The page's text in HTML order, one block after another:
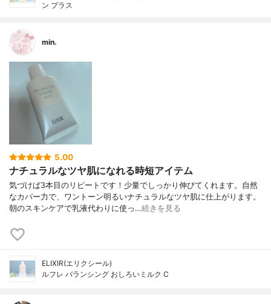
ン プラス
min.
5.00
ナチュラルなツヤ肌になれる時短アイテム
気づけば3本目のリピートです！少量でしっかり伸びてくれます。自然
なカバー力で、ワントーン明るいナチュラルなツヤ肌に仕上がります。
朝のスキンケアで乳液代わりに使っ…続きを見る
ELIXIR(エリクシール)
ルフレ バランシング おしろいミルク C